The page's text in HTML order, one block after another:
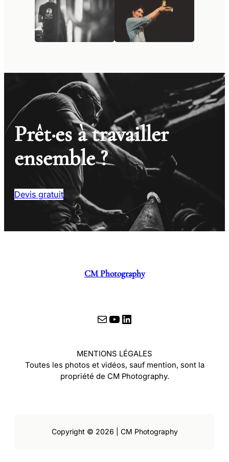
Prêt·es à travailler
ensemble ?
Devis gratuit
CM Photography
E-mail YouTube LinkedIn
MENTIONS LÉGALES
Toutes les photos et vidéos, sauf mention, sont la
propriété de CM Photography.
Copyright © 2026 | CM Photography